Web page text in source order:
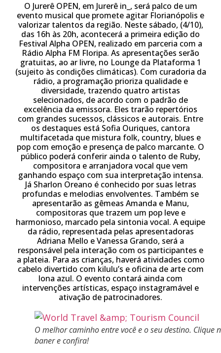
O Jurerê OPEN, em Jurerê in_, será palco de um
evento musical que promete agitar Florianópolis e
valorizar talentos da região. Neste sábado, (4/10),
das 16h às 20h, acontecerá a primeira edição do
Festival Alpha OPEN, realizado em parceria com a
Rádio Alpha FM Floripa. As apresentações serão
gratuitas, ao ar livre, no Lounge da Plataforma 1
(sujeito às condições climáticas). Com curadoria da
rádio, a programação prioriza qualidade e
diversidade, trazendo quatro artistas
selecionados, de acordo com o padrão de
excelência da emissora. Eles trarão repertórios
com grandes sucessos, clássicos e autorais. Entre
os destaques está Sofia Ouriques, cantora
multifacetada que mistura folk, country, blues e
pop com emoção e presença de palco marcante. O
público poderá conferir ainda o talento de Ruby,
compositora e arranjadora vocal que vem
ganhando espaço com sua interpretação intensa.
Já Sharlon Oreano é conhecido por suas letras
profundas e melodias envolventes. Também se
apresentarão as gêmeas Amanda e Manu,
compositoras que trazem um pop leve e
harmonioso, marcado pela sintonia vocal. A equipe
da rádio, representada pelas apresentadoras
Adriana Mello e Vanessa Grando, será a
responsável pela interação com os participantes e
a plateia. Para as crianças, haverá atividades como
cabelo divertido com kilulu’s e oficina de arte com
lona azul. O evento contará ainda com
intervenções artísticas, espaço instagramável e
ativação de patrocinadores.
O melhor caminho entre você e o seu destino. Clique
baner e confira!